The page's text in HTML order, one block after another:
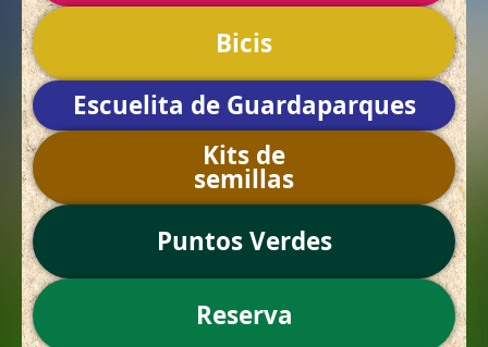
Bicis
Escuelita de Guardaparques
Kits de
semillas
Puntos Verdes
Reserva